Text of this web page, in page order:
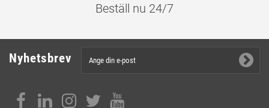
Beställ nu 24/7
Nyhetsbrev